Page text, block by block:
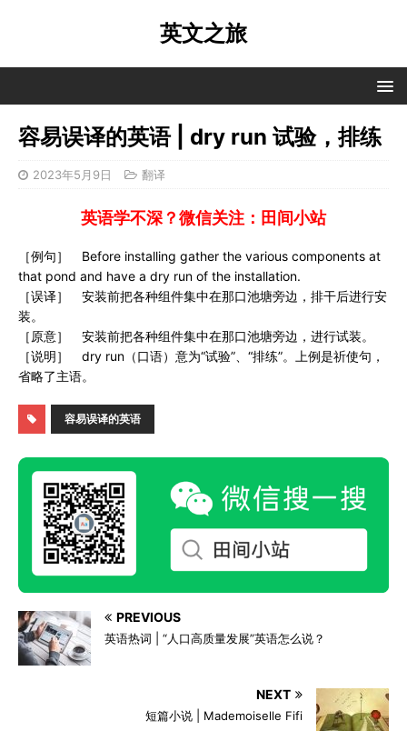
英文之旅
容易误译的英语 | dry run 试验，排练
2023年5月9日 翻译
英语学不深？微信关注：田间小站
［例句］ Before installing gather the various components at
that pond and have a dry run of the installation.
［误译］ 安装前把各种组件集中在那口池塘旁边，排干后进行安
装。
［原意］ 安装前把各种组件集中在那口池塘旁边，进行试装。
［说明］ dry run（口语）意为“试验”、“排练”。上例是祈使句，
省略了主语。
容易误译的英语
PREVIOUS
英语热词 | “人口高质量发展”英语怎么说？
NEXT
短篇小说 | Mademoiselle Fifi